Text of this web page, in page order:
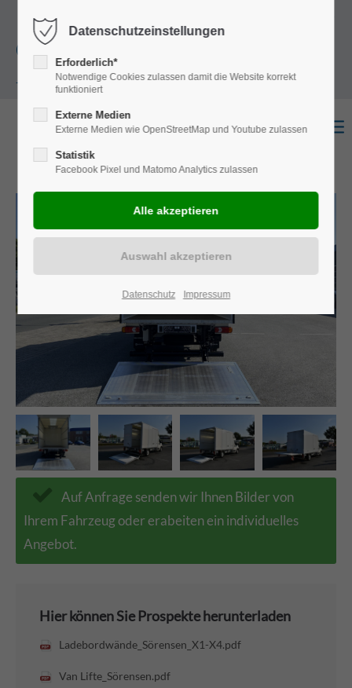
+49
(0)251 322 631
- 0
Auf Anfrage senden wir Ihnen Bilder von
Ihrem Fahrzeug oder erabeiten ein individuelles
Angebot.
Hier können Sie Prospekte herunterladen
Ladebordwände_Sörensen_X1-X4.pdf
Van Lifte_Sörensen.pdf
Datenschutzeinstellungen
Erforderlich*
Notwendige Cookies zulassen damit die Website korrekt
funktioniert
Externe Medien
Externe Medien wie OpenStreetMap und Youtube zulassen
Statistik
Facebook Pixel und Matomo Analytics zulassen
Datenschutz Impressum